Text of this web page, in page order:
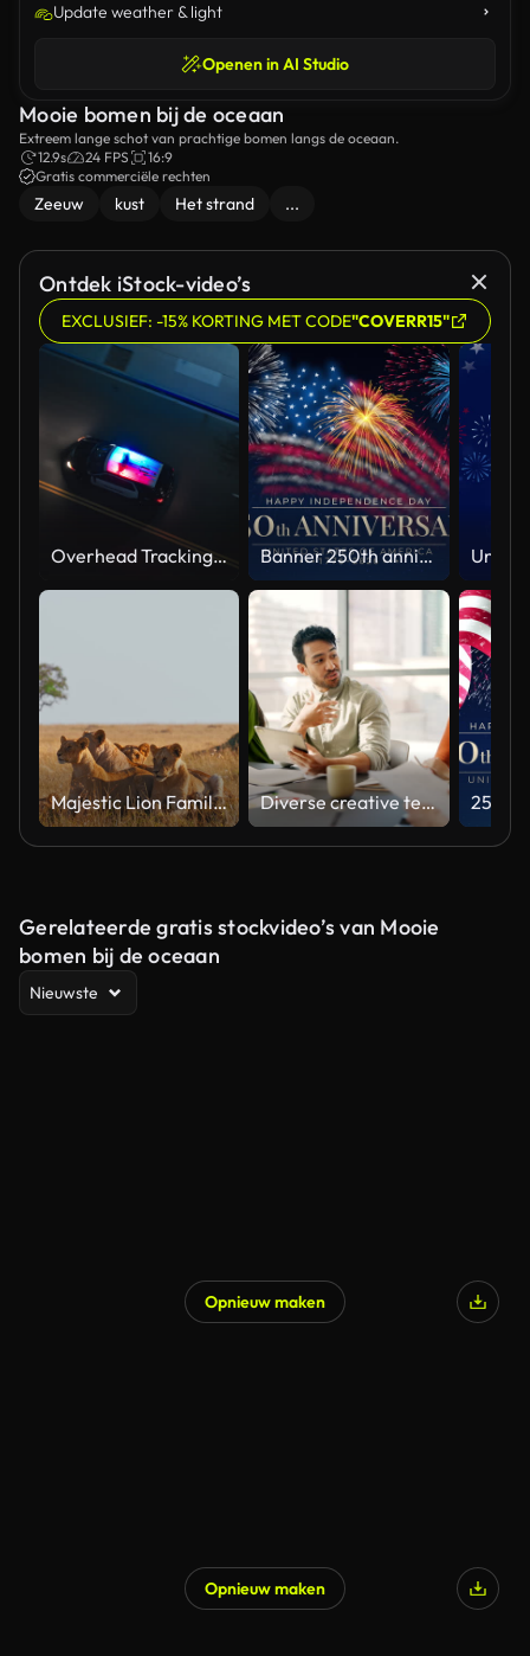
Update weather & light
Openen in AI Studio
Mooie bomen bij de oceaan
Extreem lange schot van prachtige bomen langs de oceaan.
12.9s
24 FPS
16:9
Gratis commerciële rechten
Zeeuw kust Het strand ...
Ontdek iStock-video’s
EXCLUSIEF: -15% KORTING MET CODE"COVERR15"
Overhead Tracking Drone Shot of a Police Car Driving on a City Street with Lights On at Night Banner 250th anniversary of the USA. 250 years of independence. 4th of july 2026 usa independence day, video greeting card. US flag fireworks on blue sky background. Fourth of july. 4k seamless loop
Majestic Lion Family Relaxing in Natural Habitat Under Soft Light Diverse creative team collaborating on a marketing strategy in an office meeting
Gerelateerde gratis stockvideo’s van Mooie
bomen bij de oceaan
Nieuwste
Opnieuw maken
Opnieuw maken